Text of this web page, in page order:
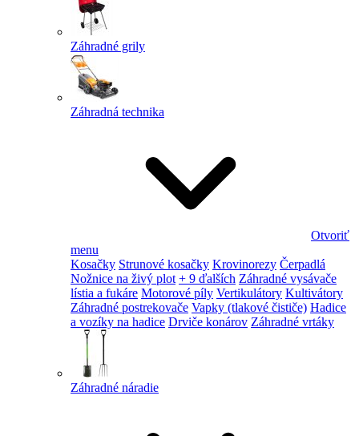
Záhradné grily
Záhradná technika
Otvoriť
menu
Kosačky Strunové kosačky Krovinorezy Čerpadlá
Nožnice na živý plot + 9 ďalších Záhradné vysávače
lístia a fukáre Motorové píly Vertikulátory Kultivátory
Záhradné postrekovače Vapky (tlakové čističe) Hadice
a vozíky na hadice Drviče konárov Záhradné vrtáky
Záhradné náradie